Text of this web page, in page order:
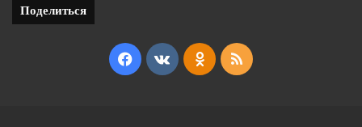
Поделиться
Facebook
vk.comOdnoklassniki
RSS